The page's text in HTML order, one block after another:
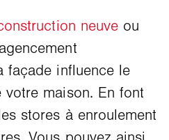
neuveou
façade influence le
maison. En font
stores à enroulement